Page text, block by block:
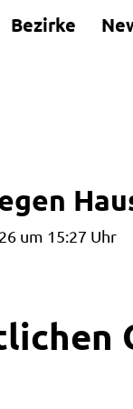
Bezirke
um 15:27 Uhr